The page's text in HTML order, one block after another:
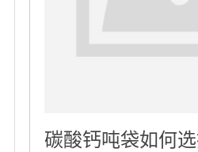
碳酸钙吨袋如何